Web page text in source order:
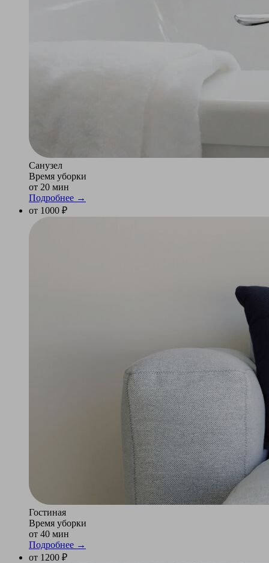
Санузел
Время уборки
от 20 мин
Подробнее →
от 1000 ₽
Гостиная
Время уборки
от 40 мин
Подробнее →
от 1200 ₽